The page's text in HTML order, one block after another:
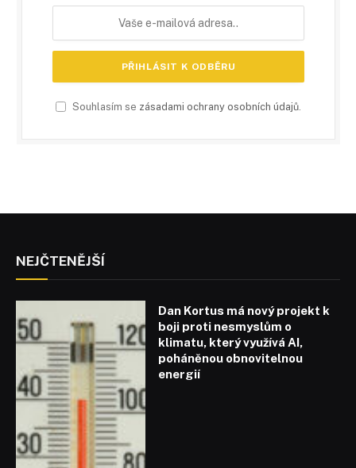
Souhlasím se zásadami ochrany osobních údajů.
NEJČTENĚJŠÍ
Dan Kortus má nový projekt k
boji proti nesmyslům o
klimatu, který využívá AI,
poháněnou obnovitelnou
energií